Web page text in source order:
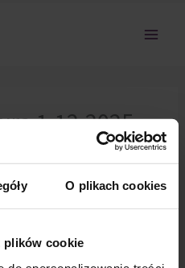
O plikach cookies
plików cookie
1.12.2025
ponieważ nie jesteś